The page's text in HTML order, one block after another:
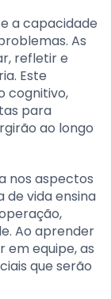
a capacidade
As
refletir e
Este
cognitivo,
para
ao longo
nos aspectos
de vida ensina
Ao aprender
em equipe, as
que serão